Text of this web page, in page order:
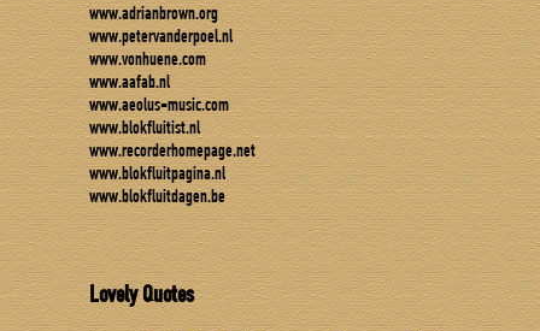
www.adrianbrown.org
www.petervanderpoel.nl
www.vonhuene.com
www.aafab.nl
www.aeolus-music.com
www.blokfluitist.nl
www.recorderhomepage.net
www.blokfluitpagina.nl
www.blokfluitdagen.be
Lovely Quotes